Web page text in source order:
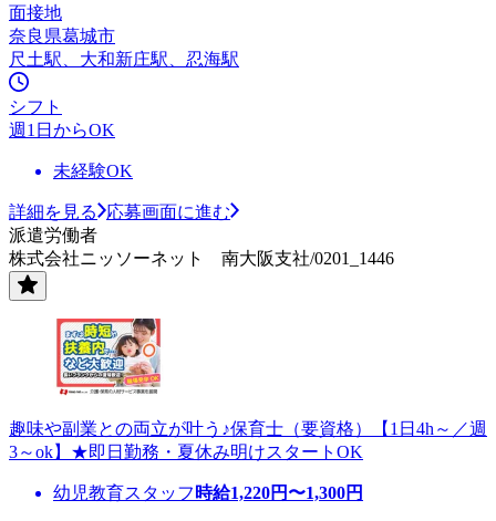
面接地
奈良県葛城市
尺土駅、大和新庄駅、忍海駅
シフト
週1日からOK
未経験OK
詳細を見る
応募画面に進む
派遣労働者
株式会社ニッソーネット 南大阪支社/0201_1446
趣味や副業との両立が叶う♪保育士（要資格）【1日4h～／週
3～ok】★即日勤務・夏休み明けスタートOK
幼児教育スタッフ 時給1,220円〜1,300円